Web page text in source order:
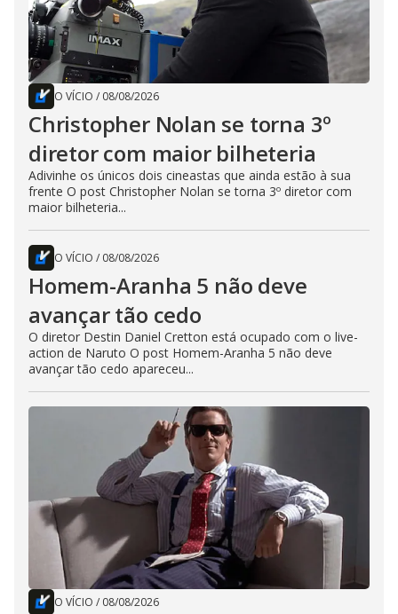
O VÍCIO / 08/08/2026
Christopher Nolan se torna 3º
diretor com maior bilheteria
Adivinhe os únicos dois cineastas que ainda estão à sua
frente O post Christopher Nolan se torna 3º diretor com
maior bilheteria...
O VÍCIO / 08/08/2026
Homem-Aranha 5 não deve
avançar tão cedo
O diretor Destin Daniel Cretton está ocupado com o live-
action de Naruto O post Homem-Aranha 5 não deve
avançar tão cedo apareceu...
O VÍCIO / 08/08/2026